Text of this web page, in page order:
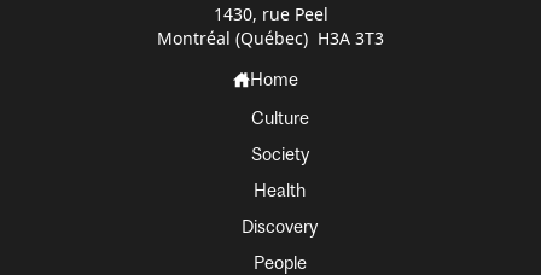
1430, rue Peel
Montréal (Québec) H3A 3T3
Home
Culture
Society
Health
Discovery
People